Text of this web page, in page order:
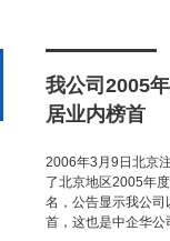
我公司2005
居业内榜首
2006年3月9日北京
了北京地区2005年
名，公告显示我公
首，这也是中企华公